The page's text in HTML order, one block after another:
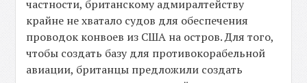
частности, британскому адмиралтейству
крайне не хватало судов для обеспечения
проводок конвоев из США на остров. Для того,
чтобы создать базу для противокорабельной
авиации, британцы предложили создать